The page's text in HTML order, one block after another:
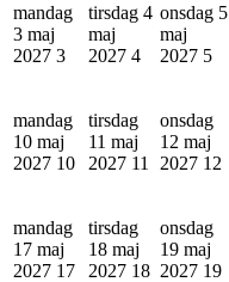
mandag
3 maj
2027 3
tirsdag 4
maj
2027 4
onsdag 5
maj
2027 5
mandag
10 maj
2027 10
tirsdag
11 maj
2027 11
onsdag
12 maj
2027 12
mandag
17 maj
2027 17
tirsdag
18 maj
2027 18
onsdag
19 maj
2027 19